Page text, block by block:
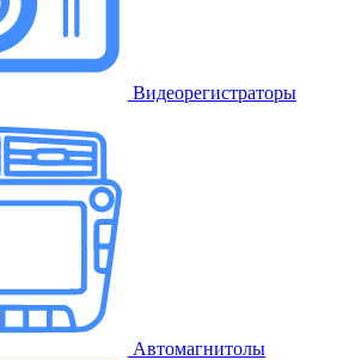
Видеорегистраторы
Автомагнитолы